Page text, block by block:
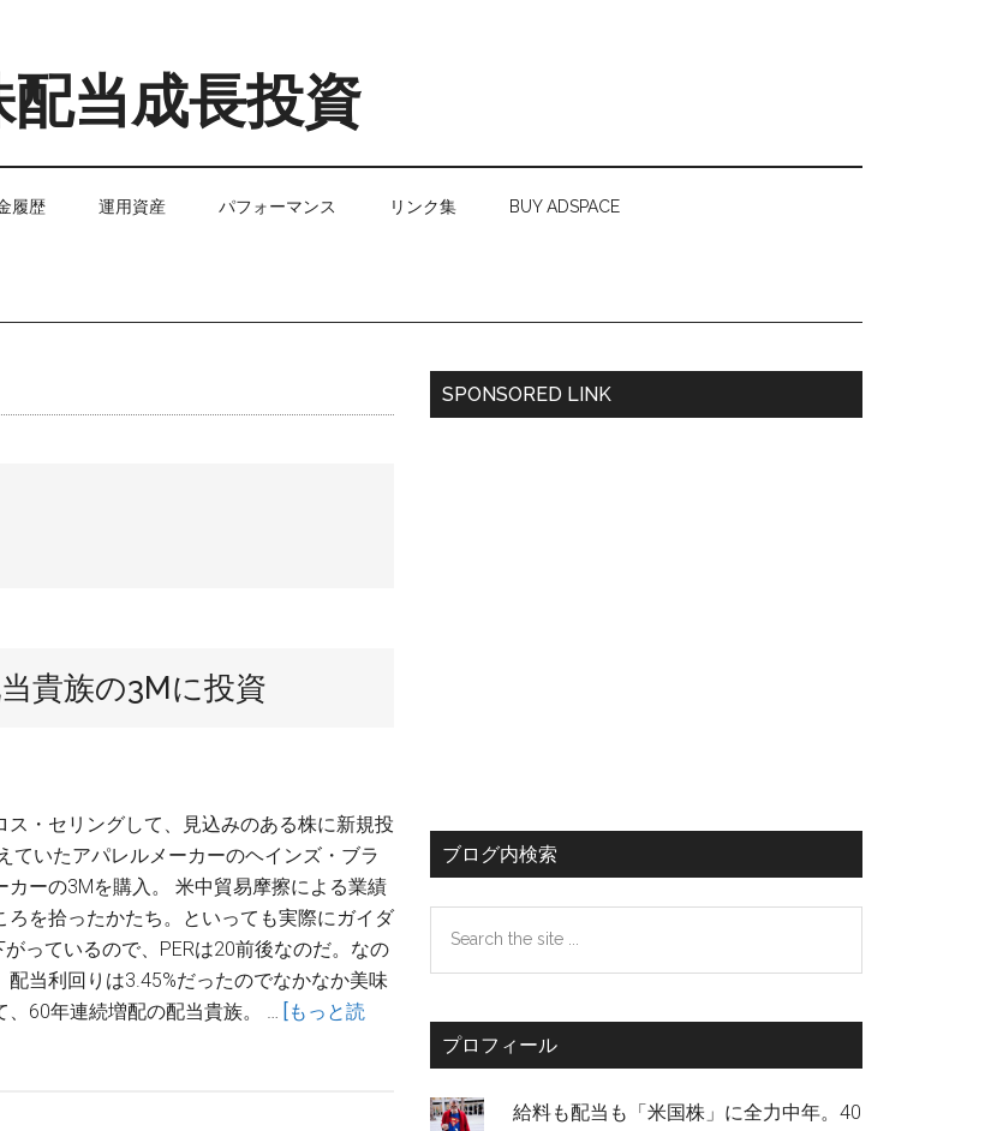
当成長投資
履歴 運用資産 パフォーマンス リンク集 BUY ADSPACE
貴族の3Mに投資
・セリングして、見込みのある株に新規投
ていたアパレルメーカーのヘインズ・ブラ
ーの3Mを購入。 米中貿易摩擦による業績
を拾ったかたち。といっても実際にガイダ
っているので、PERは20前後なのだ。なの
当利回りは3.45%だったのでなかなか美味
、60年連続増配の配当貴族。 … [もっと読
最
SPONSORED LINK
ブログ内検索
the
プロフィール
給料も配当も「米国株」に全力中年。40